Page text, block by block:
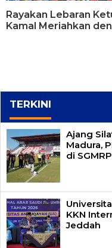
Rayakan Lebaran
Kamal Meriahkan
TERKINI
Ajang
Madura,
di
KKN
Jeddah